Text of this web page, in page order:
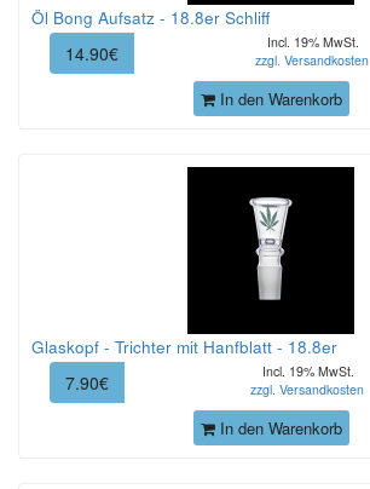
Öl Bong Aufsatz - 18.8er Schliff
14.90€
Incl. 19% MwSt.
zzgl. Versandkosten
In den Warenkorb
Glaskopf - Trichter mit Hanfblatt - 18.8er
7.90€
Incl. 19% MwSt.
zzgl. Versandkosten
In den Warenkorb